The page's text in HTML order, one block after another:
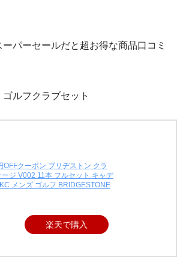
パーセールだと超お得な商品口コミ
ルフクラブセット
OFFクーポン ブリヂストン クラ
ジ V002 11本 フルセット キャデ
メンズ ゴルフ BRIDGESTONE
楽天で購入